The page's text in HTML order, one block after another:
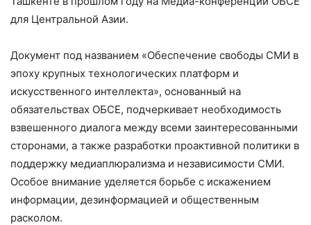
для Центральной Азии.
Документ под названием «Обеспечение свободы СМИ в
эпоху крупных технологических платформ и
искусственного интеллекта», основанный на
обязательствах ОБСЕ, подчеркивает необходимость
взвешенного диалога между всеми заинтересованными
сторонами, а также разработки проактивной политики в
поддержку медиаплюрализма и независимости СМИ.
Особое внимание уделяется борьбе с искажением
информации, дезинформацией и общественным
расколом.